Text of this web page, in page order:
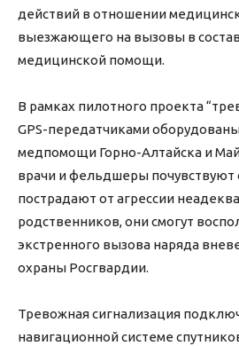
действий в отношении
выезжающего на вызовы в
медицинской помощи.
В рамках пилотного проекта
GPS-передатчиками
медпомощи Горно-Алтайска и
врачи и фельдшеры почувствуют
пострадают от агрессии
родственников, они смогут
экстренного вызова наряда
охраны Росгвардии.
Тревожная сигнализация
навигационной системе